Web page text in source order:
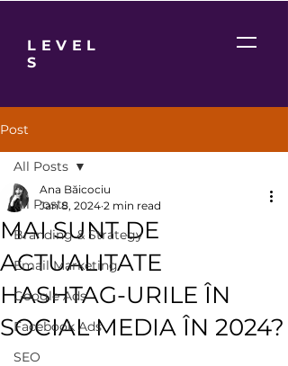
LEVEL
S
Post
All Posts
Branding & Strategy
Email Marketing
Google Ads
Facebook Ads
SEO
All Posts
MAI SUNT DE
ACTUALITATE
HASHTAG-URILE ÎN
SOCIAL MEDIA ÎN 2024?
Ana Băicociu
Jan 8, 2024 2 min read